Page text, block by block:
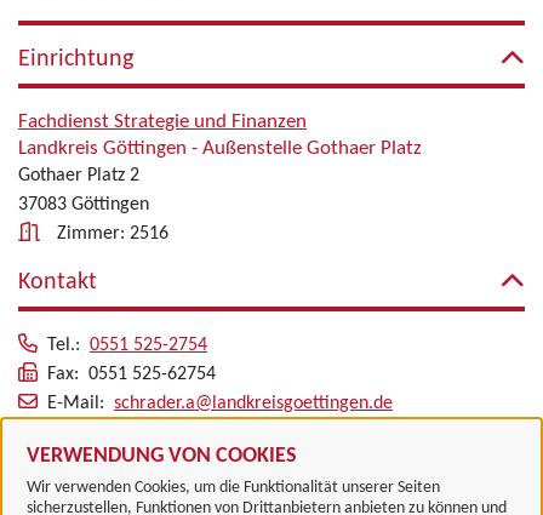
VERWENDUNG VON COOKIES
Wir verwenden Cookies, um die Funktionalität unserer Seiten
sicherzustellen, Funktionen von Drittanbietern anbieten zu können und
Einrichtung
Fachdienst Strategie und Finanzen
Landkreis Göttingen - Außenstelle Gothaer Platz
Gothaer Platz 2
37083 Göttingen
Zimmer: 2516
Kontakt
Tel.: 0551 525-2754
Fax: 0551 525-62754
E-Mail: schrader.a@landkreisgoettingen.de
Alle zugeordneten Einrichtungen